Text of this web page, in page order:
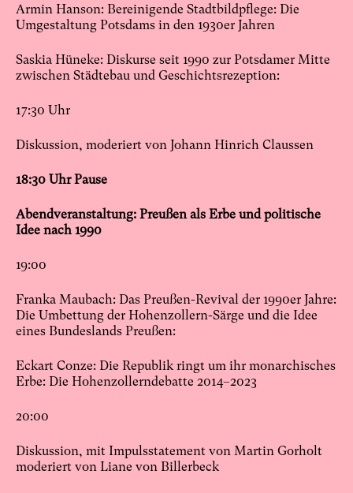
Armin Hanson: Bereinigende Stadtbildpflege: Die
Umgestaltung Potsdams in den 1930er Jahren
Saskia Hüneke: Diskurse seit 1990 zur Potsdamer Mitte
zwischen Städtebau und Geschichtsrezeption:
17:30 Uhr
Diskussion, moderiert von Johann Hinrich Claussen
18:30 Uhr Pause
Abendveranstaltung: Preußen als Erbe und politische
Idee nach 1990
19:00
Franka Maubach: Das Preußen-Revival der 1990er Jahre:
Die Umbettung der Hohenzollern-Särge und die Idee
eines Bundeslands Preußen:
Eckart Conze: Die Republik ringt um ihr monarchisches
Erbe: Die Hohenzollerndebatte 2014–2023
20:00
Diskussion, mit Impulsstatement von Martin Gorholt
moderiert von Liane von Billerbeck